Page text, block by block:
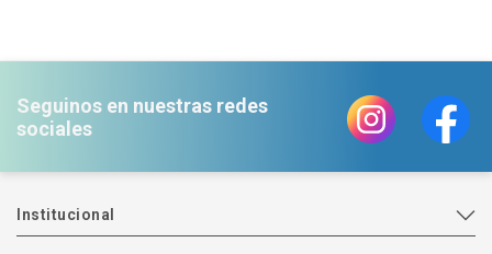
Seguinos en nuestras redes
sociales
Institucional